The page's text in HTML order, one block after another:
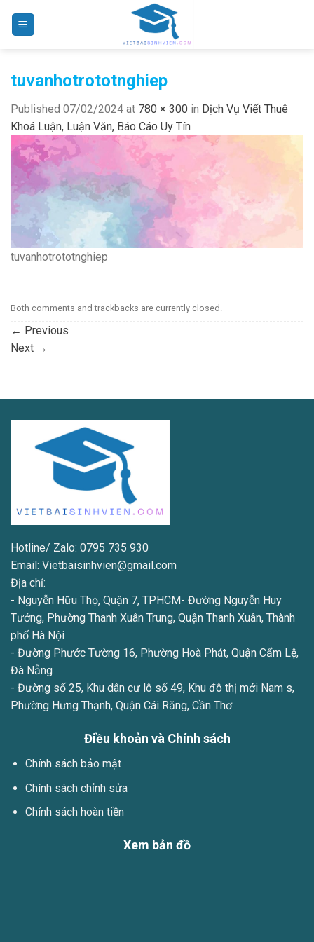
tuvanhotrototnghiep
Published 07/02/2024 at 780 × 300 in Dịch Vụ Viết Thuê
Khoá Luận, Luận Văn, Báo Cáo Uy Tín
tuvanhotrototnghiep
Both comments and trackbacks are currently closed.
← Previous
Next →
Hotline/ Zalo: 0795 735 930
Email: Vietbaisinhvien@gmail.com
Địa chỉ:
- Nguyễn Hữu Thọ, Quận 7, TPHCM- Đường Nguyễn Huy
Tưởng, Phường Thanh Xuân Trung, Quận Thanh Xuân, Thành
phố Hà Nội
- Đường Phước Tường 16, Phường Hoà Phát, Quận Cẩm Lệ,
Đà Nẵng
- Đường số 25, Khu dân cư lô số 49, Khu đô thị mới Nam s,
Phường Hưng Thạnh, Quận Cái Răng, Cần Thơ
Điều khoản và Chính sách
Chính sách bảo mật
Chính sách chỉnh sửa
Chính sách hoàn tiền
Xem bản đồ